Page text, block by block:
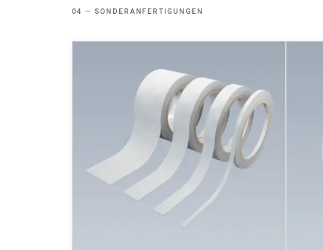
SONDERANFERTIGUNGEN